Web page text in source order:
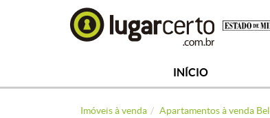
INÍCIO
Imóveis à venda Apartamentos à venda